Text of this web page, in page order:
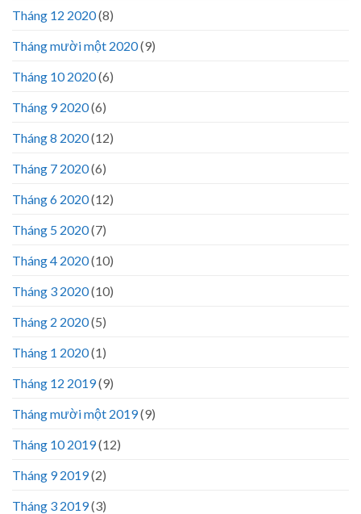
Tháng 12 2020(8)
Tháng mười một 2020(9)
Tháng 10 2020(6)
Tháng 9 2020(6)
Tháng 8 2020(12)
Tháng 7 2020(6)
Tháng 6 2020(12)
Tháng 5 2020(7)
Tháng 4 2020(10)
Tháng 3 2020(10)
Tháng 2 2020(5)
Tháng 1 2020(1)
Tháng 12 2019(9)
Tháng mười một 2019(9)
Tháng 10 2019(12)
Tháng 9 2019(2)
Tháng 3 2019(3)